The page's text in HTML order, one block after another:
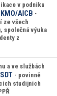
v podniku
KMO/AICB -
ze všech
společná výuka
z
a ve službách
- povinně
studijních